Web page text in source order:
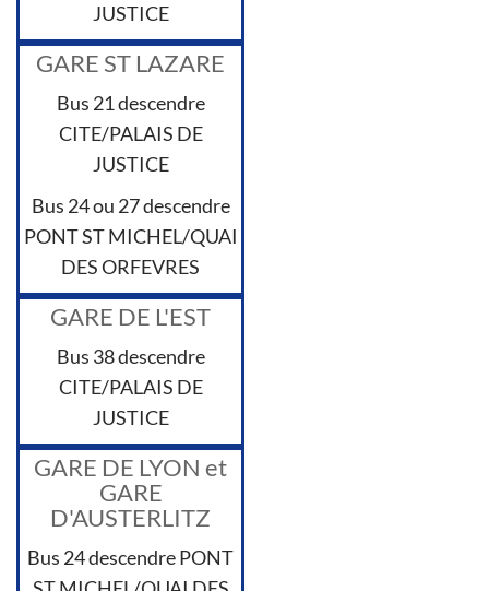
JUSTICE
GARE ST LAZARE
Bus 21 descendre
CITE/PALAIS DE
JUSTICE
Bus 24 ou 27 descendre
PONT ST MICHEL/QUAI
DES ORFEVRES
GARE DE L'EST
Bus 38 descendre
CITE/PALAIS DE
JUSTICE
GARE DE LYON et
GARE
D'AUSTERLITZ
Bus 24 descendre PONT